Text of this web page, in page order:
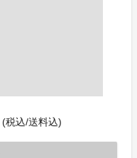
(税込/送料込)